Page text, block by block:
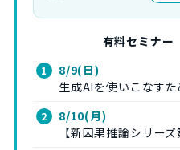
有料セミナー
8/9(日)
生成AIを使いこなす
8/10(月)
【新因果推論シリー